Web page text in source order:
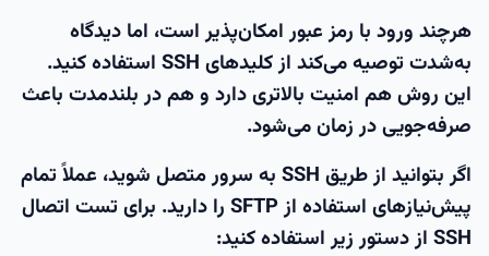
هرچند ورود با رمز عبور امکان‌پذیر است، اما دیدگاه
به‌شدت توصیه می‌کند از کلیدهای SSH استفاده کنید.
این روش هم امنیت بالاتری دارد و هم در بلندمدت باعث
صرفه‌جویی در زمان می‌شود.
اگر بتوانید از طریق SSH به سرور متصل شوید، عملاً تمام
پیش‌نیازهای استفاده از SFTP را دارید. برای تست اتصال
SSH از دستور زیر استفاده کنید: